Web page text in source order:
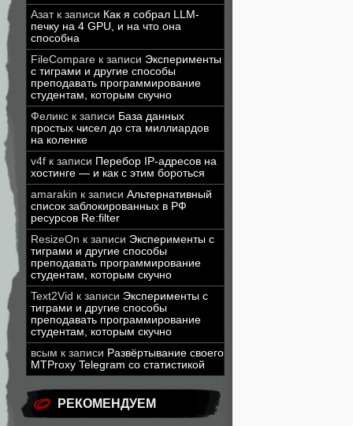
Азатк записи Как я собрал LLM-
печку на 4 GPU, и на что она
способна
FileCompare к записи Эксперименты
с тиграми и другие способы
преподавать программирование
студентам, которым скучно
Феликс к записи База данных
простых чисел до ста миллиардов
на коленке
v4f к записи Перебор IP-адресов на
хостинге — и как с этим бороться
amarakin к записи Альтернативный
список заблокированных в РФ
ресурсов Re:filter
ResizeOn к записи Эксперименты с
тиграми и другие способы
преподавать программирование
студентам, которым скучно
Text2Vid к записи Эксперименты с
тиграми и другие способы
преподавать программирование
студентам, которым скучно
всым к записи Развёртывание своего
MTProxy Telegram со статистикой
РЕКОМЕНДУЕМ